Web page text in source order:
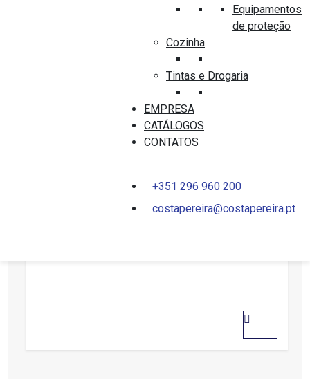
Equipamentos
de proteção
Cozinha
Tintas e Drogaria
EMPRESA
CATÁLOGOS
CONTATOS
+351 296 960 200
costapereira@costapereira.pt
PRODUTOS SEMELHANTES